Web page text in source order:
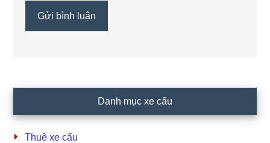
Sidebar
Danh mục xe cẩu
Thuê xe cẩu